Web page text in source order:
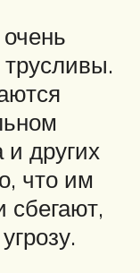
и других
что им
сбегают,